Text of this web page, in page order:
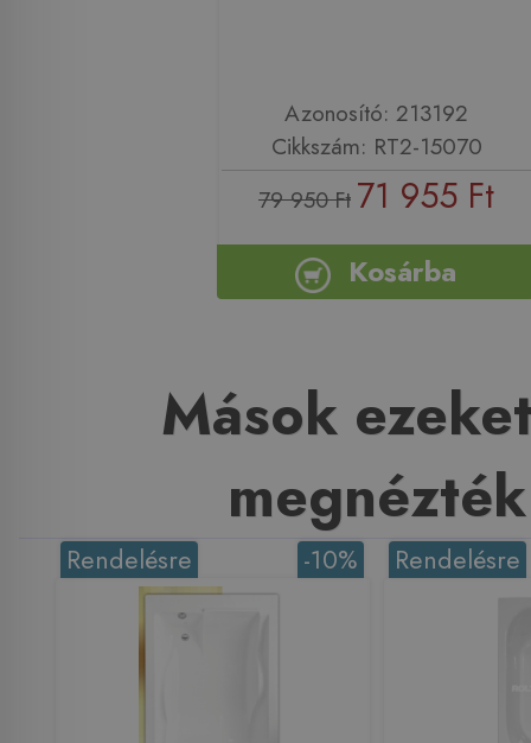
Azonosító: 213192
Cikkszám: RT2-15070
79 950 Ft 71 955 Ft
Kosárba
Mások
megnézték
-10%
Rendelésre Rendelésre